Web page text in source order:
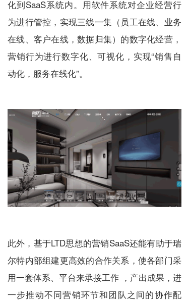
化到SaaS系统内。用软件系统对企业经营行
为进行管控，实现三线一集（员工在线、业务
在线、客户在线，数据归集）的数字化经营，
营销行为进行数字化、可视化，实现“销售自
动化， 服务在线化”。
此外，基于LTD思想的营销SaaS还能有助于瑞
尔特内部组建更高效的合作关系，使各部门采
用一套体系、平台来承接工作 ，产出成果，进
一步推动不同营销环节和团队之间的协作配